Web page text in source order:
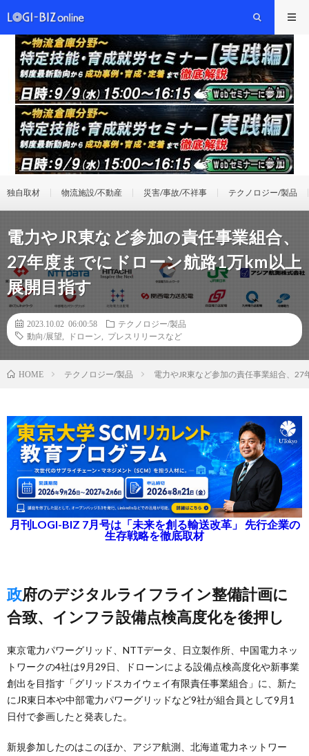
独自取材 物流施設/不動産 災害/事故/不祥事 テクノロジー/製品
電力やJR東など参加の責任事業組合、
27年度までにドローン航路1万km以上
展開目指す
2023.10.02 06:00:58
テクノロジー/製品
動向/展望
ドローン プレスリリースなど
HOME テクノロジー/製品 電力やJR東など参加の責任事業組合、
月刊LOGI-BIZ 7月号は「未来を創る輸送改革」 先行企業の
生存戦略を徹底取材
政府のデジタルライフライン整備計画に
合致、インフラ設備点検高度化を後押し
東京電力パワーグリッド、NTTデータ、日立製作所、中国電力ネッ
トワークの4社は9月29日、ドローンによる設備点検高度化や新事業
創出を目指す「グリッドスカイウェイ有限責任事業組合」に、新た
にJR東日本や中部電力パワーグリッドなど9社が組合員として9月1
日付で参画したと発表した。
新規参加したのはこのほか、アジア航測、北海道電力ネットワー